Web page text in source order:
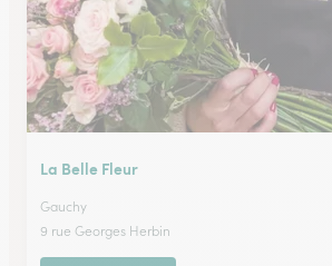
La Belle Fleur
Gauchy
9 rue Georges Herbin